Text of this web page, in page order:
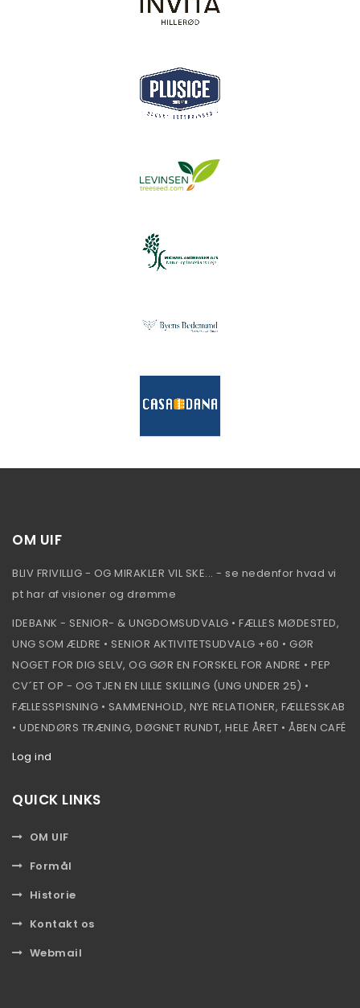
OM UIF
BLIV FRIVILLIG - OG MIRAKLER VIL SKE... - se nedenfor hvad vi
pt har af visioner og drømme
IDEBANK - SENIOR- & UNGDOMSUDVALG • FÆLLES MØDESTED,
UNG SOM ÆLDRE • SENIOR AKTIVITETSUDVALG +60 • GØR
NOGET FOR DIG SELV, OG GØR EN FORSKEL FOR ANDRE • PEP
CV´ET OP - OG TJEN EN LILLE SKILLING (UNG UNDER 25) •
FÆLLESSPISNING • SAMMENHOLD, NYE RELATIONER, FÆLLESSKAB
• UDENDØRS TRÆNING, DØGNET RUNDT, HELE ÅRET • ÅBEN CAFÉ
Log ind
QUICK LINKS
OM UIF
Formål
Historie
Kontakt os
Webmail